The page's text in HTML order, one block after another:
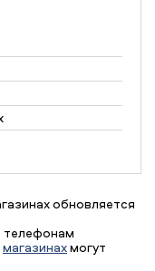
обновляется
телефонам
магазинахмогут